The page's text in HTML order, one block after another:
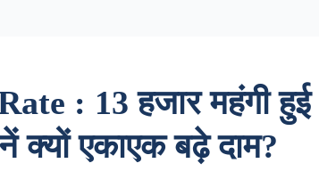
: 13 हजार महंगी हुई
क्यों एकाएक बढ़े दाम?